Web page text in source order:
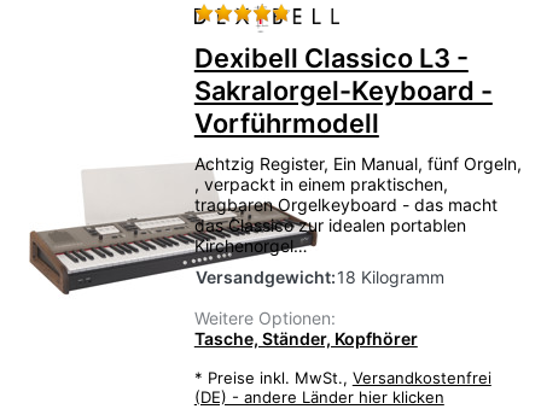
Bewertung: 4 von 5
Dexibell Classico L3 -
Sakralorgel-Keyboard -
Vorführmodell
Achtzig Register, Ein Manual, fünf Orgeln,
, verpackt in einem praktischen,
tragbaren Orgelkeyboard - das macht
das Classico zur idealen portablen
Kirchenorgel…
Versandgewicht:18 Kilogramm
Weitere Optionen:
Tasche, Ständer, Kopfhörer
* Preise inkl. MwSt., Versandkostenfrei
(DE) - andere Länder hier klicken